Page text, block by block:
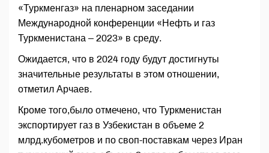
«Туркменгаз» на пленарном заседании
Международной конференции «Нефть и газ
Туркменистана – 2023» в среду.
Ожидается, что в 2024 году будут достигнуты
значительные результаты в этом отношении,
отметил Арчаев.
Кроме того,было отмечено, что Туркменистан
экспортирует газ в Узбекистан в объеме 2
млрд.кубометров и по своп-поставкам через Иран